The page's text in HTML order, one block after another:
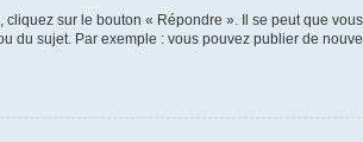
sur le bouton « Répondre ». Il se peut que
du sujet. Par exemple : vous pouvez publier de